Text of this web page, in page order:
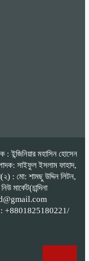
ইন্জিনিয়ার মহাসিন হোসেন
সাইফুল ইসলাম ফাহাদ,
: মো: শামছু উদ্দিন লিটন,
মার্কেট(চান্দিনা
+8801825180221/